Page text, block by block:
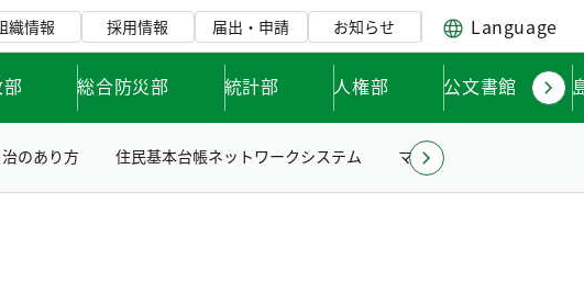
織情報 採用情報 届出・申請 お知らせ Language
総合防災部 統計部 人権部 公文書館
のあり方 住民基本台帳ネットワークシステム マイナンバーカード・公